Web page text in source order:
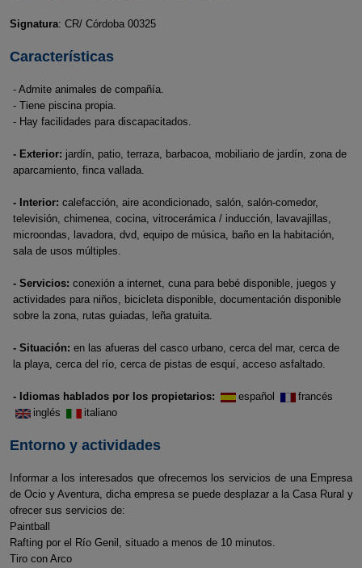
Signatura: CR/ Córdoba 00325
Características
- Admite animales de compañía.
- Tiene piscina propia.
- Hay facilidades para discapacitados.
- Exterior: jardín, patio, terraza, barbacoa, mobiliario de jardín, zona de
aparcamiento, finca vallada.
- Interior: calefacción, aire acondicionado, salón, salón-comedor,
televisión, chimenea, cocina, vitrocerámica / inducción, lavavajillas,
microondas, lavadora, dvd, equipo de música, baño en la habitación,
sala de usos múltiples.
- Servicios: conexión a internet, cuna para bebé disponible, juegos y
actividades para niños, bicicleta disponible, documentación disponible
sobre la zona, rutas guiadas, leña gratuita.
- Situación: en las afueras del casco urbano, cerca del mar, cerca de
la playa, cerca del río, cerca de pistas de esquí, acceso asfaltado.
- Idiomas hablados por los propietarios: español
francés
inglés
italiano
Entorno y actividades
Informar a los interesados que ofrecemos los servicios de una Empresa
de Ocio y Aventura, dicha empresa se puede desplazar a la Casa Rural y
ofrecer sus servicios de:
Paintball
Rafting por el Río Genil, situado a menos de 10 minutos.
Tiro con Arco